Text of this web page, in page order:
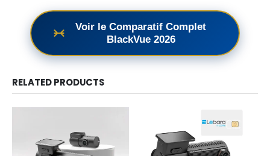
Voir le Comparatif Complet
BlackVue 2026
RELATED PRODUCTS